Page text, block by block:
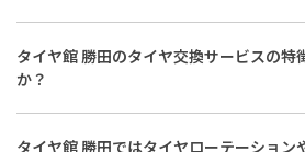
め、余裕をもってお問い合わせいただく
タイヤ館 勝田では出張サービスには対応
教育を受けた技術力の高いスタッフが専
せていただきますので、お手数ですが、
さい。
タイヤ館 勝田のタイヤ交換サービスの特
か？
タイヤ館 勝田のタイヤ交換サービスは専
感が特徴です。専用工具を用いてタイヤ
タイヤ館 勝田ではタイヤローテーション